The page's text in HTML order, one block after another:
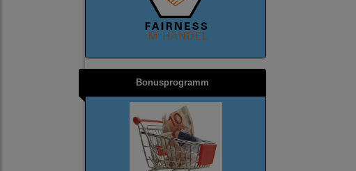
Bonusprogramm